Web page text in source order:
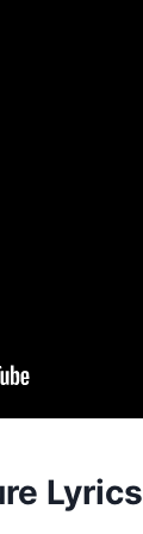
Lyrics